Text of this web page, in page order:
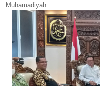
Muhamadiyah.